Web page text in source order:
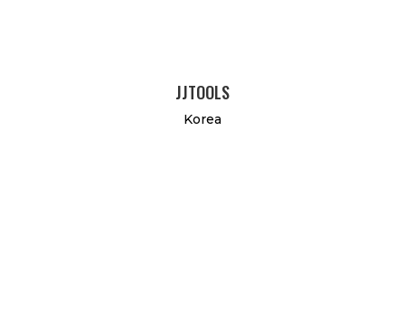
JJTOOLS
Korea